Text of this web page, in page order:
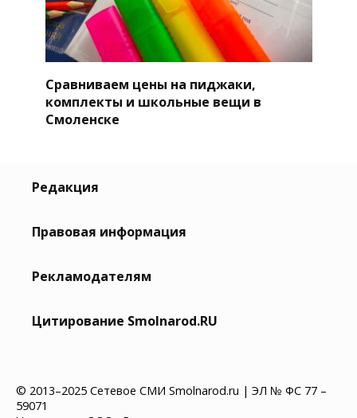
Сравниваем цены на пиджаки,
комплекты и школьные вещи в
Смоленске
Редакция
Правовая информация
Рекламодателям
Цитирование Smolnarod.RU
© 2013–2025 Сетевое СМИ Smolnarod.ru | ЭЛ № ФС 77 –
59071